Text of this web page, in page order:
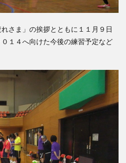
さま」の挨拶とともに１１月９日
０１４へ向けた今後の練習予定など